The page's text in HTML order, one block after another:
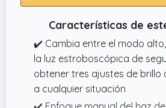
Características de
✔️ Cambia entre el modo
la luz estroboscópica de
obtener tres ajustes de brillo
a cualquier situación